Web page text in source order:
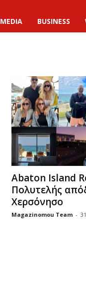
MEDIA BUSINESS
Abaton Island
Πολυτελής
Χερσόνησο
Magazinomou Team -